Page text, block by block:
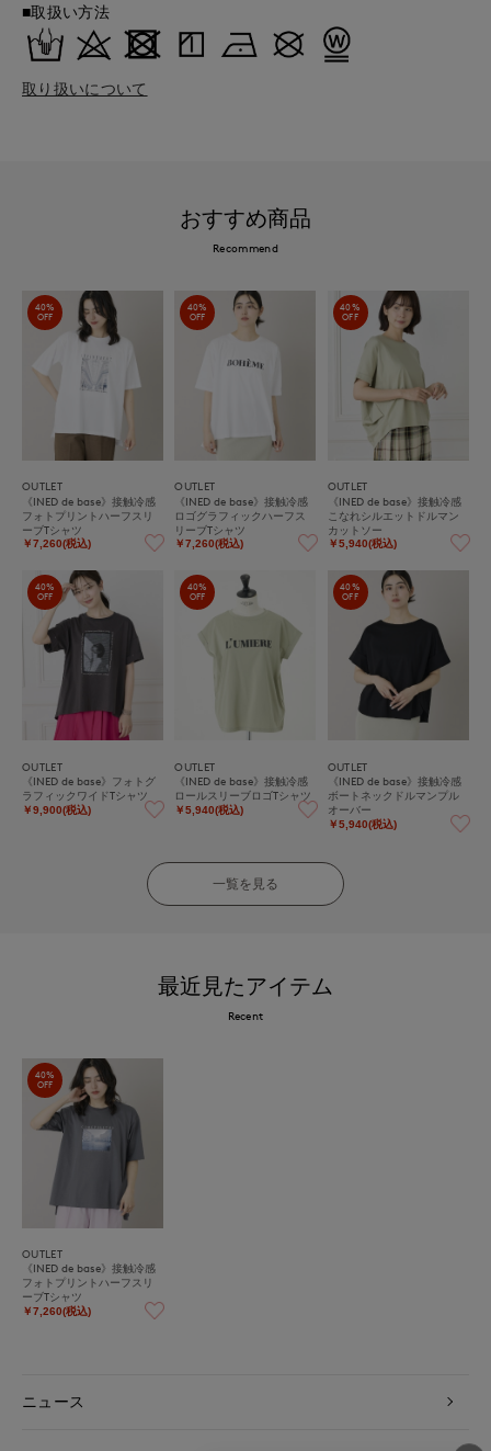
■取扱い方法
取り扱いについて
おすすめ商品
Recommend
40%
OFF
OUTLET
《INED de base》接触冷感
フォトプリントハーフスリ
ーブTシャツ
￥7,260(税込)
40%
OFF
OUTLET
《INED de base》接触冷感
ロゴグラフィックハーフス
リーブTシャツ
￥7,260(税込)
40%
OFF
OUTLET
《INED de base》接触冷感
こなれシルエットドルマン
カットソー
￥5,940(税込)
40%
OFF
OUTLET
《INED de base》フォトグ
ラフィックワイドTシャツ
￥9,900(税込)
40%
OFF
OUTLET
《INED de base》接触冷感
ロールスリーブロゴTシャツ
￥5,940(税込)
40%
OFF
OUTLET
《INED de base》接触冷感
ボートネックドルマンプル
オーバー
￥5,940(税込)
一覧を見る
最近見たアイテム
Recent
40%
OFF
OUTLET
《INED de base》接触冷感
フォトプリントハーフスリ
ーブTシャツ
￥7,260(税込)
ニュース